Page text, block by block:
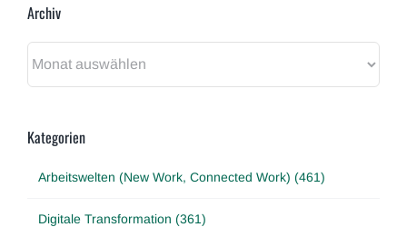
Archiv
Kategorien
Arbeitswelten (New Work, Connected Work) (461)
Digitale Transformation (361)